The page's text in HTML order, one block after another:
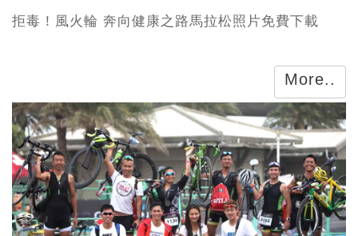
拒毒！風火輪 奔向健康之路馬拉松照片免費下載
More..